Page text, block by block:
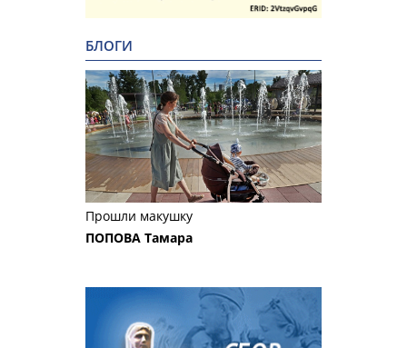
БЛОГИ
Прошли макушку
ПОПОВА Тамара